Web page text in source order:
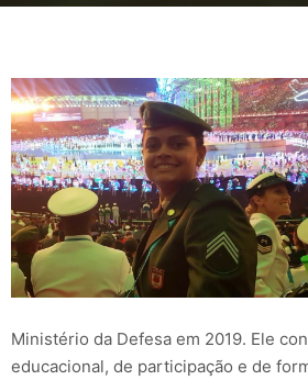
Ministério da Defesa em 2019. Ele
educacional, de participação e de